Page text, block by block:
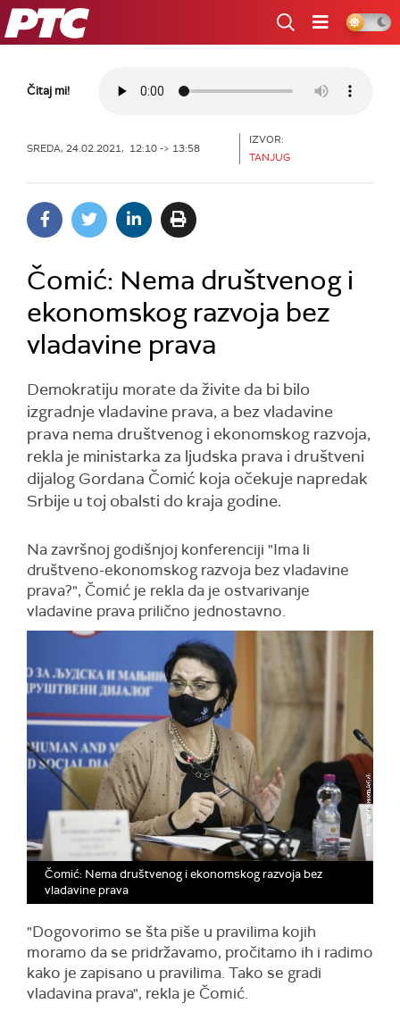
RTS
Čitaj mi!
SREDA, 24.02.2021, 12:10 -> 13:58
IZVOR:
TANJUG
Čomić: Nema društvenog i
ekonomskog razvoja bez
vladavine prava
Demokratiju morate da živite da bi bilo
izgradnje vladavine prava, a bez vladavine
prava nema društvenog i ekonomskog razvoja,
rekla je ministarka za ljudska prava i društveni
dijalog Gordana Čomić koja očekuje napredak
Srbije u toj obalsti do kraja godine.
Na završnoj godišnjoj konferenciji "Ima li
društveno-ekonomskog razvoja bez vladavine
prava?", Čomić je rekla da je ostvarivanje
vladavine prava prilično jednostavno.
Čomić: Nema društvenog i ekonomskog razvoja bez
vladavine prava
"Dogovorimo se šta piše u pravilima kojih
moramo da se pridržavamo, pročitamo ih i radimo
kako je zapisano u pravilima. Tako se gradi
vladavina prava", rekla je Čomić.